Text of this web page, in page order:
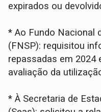
expirados ou
* Ao Fundo Nacional
(FNSP): requisitou
repassadas em 2024
avaliação da
* À Secretaria de